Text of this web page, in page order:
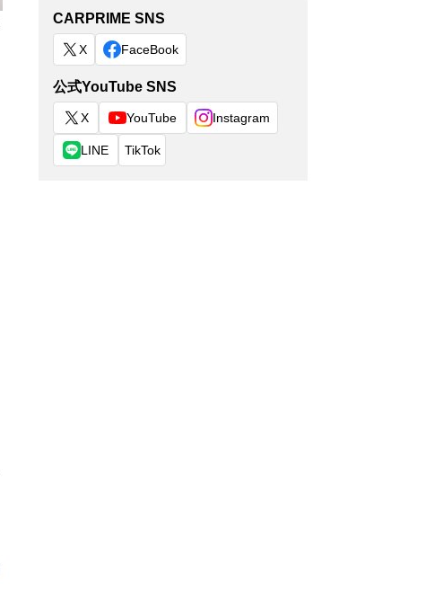
CARPRIME SNS
X FaceBook
公式YouTube SNS
X YouTube Instagram
LINE TikTok